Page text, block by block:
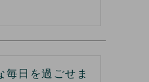
日を過ごせま